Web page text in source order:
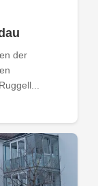
der